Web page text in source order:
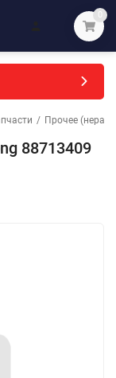
0
/ Прочее
88713409